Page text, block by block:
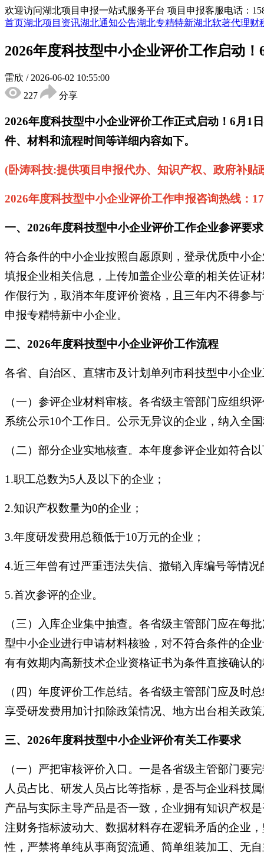
欢迎访问湖北项目申报一站式服务平台 项目申报客服电话：
首页湖北项目资讯湖北通知公告湖北专精特新湖北软著代理财
2026年度科技型中小企业评价工作启动
雷欣 / 2026-06-02 10:55:00
227
分享
2026年度科技型中小企业评价工作正式启动！6月1
件、材料和流程时间等详细内容如下。
‌‌(卧涛科技:提供项目申报代办、知识产权、政府补
2026年度科技型中小企业评价工作申报咨询热线：
一、2026年度科技型中小企业评价工作企业参评要求
符合条件的中小企业按照自愿原则，登录优质中小
填报企业相关信息，上传加盖企业公章的相关佐证
作假行为，取消本年度评价资格，且三年内不得参
申报专精特新中小企业。
二、2026年度科技型中小企业评价工作流程
各省、自治区、直辖市及计划单列市科技型中小企
（一）参评企业材料审核。各省级主管部门应组织
系统公示10个工作日。公示无异议的企业，纳入全
（二）部分企业实地核查。本年度参评企业如符合
1.职工总数为5人及以下的企业；
2.知识产权数量为0的企业；
3.年度研发费用总额低于10万元的企业；
4.近三年曾有过严重违法失信、撤销入库编号等情况
5.首次参评的企业。
（三）入库企业集中抽查。各省级主管部门应在每
型中小企业进行申请材料核验，对不符合条件的企
有有效期内高新技术企业资格证书为条件直接确认
（四）年度评价工作总结。各省级主管部门应及时
享受研发费用加计扣除政策情况、地方出台相关政
三、2026年度科技型中小企业评价有关工作要求
（一）严把审核评价入口。一是各省级主管部门要
人员占比、研发人员占比等指标，是否与企业科技
产品与实际主导产品是否一致，企业拥有知识产权
注财务指标波动大、数据材料存在逻辑矛盾的企业
性，严禁将单纯从事商贸流通、简单组装加工、无